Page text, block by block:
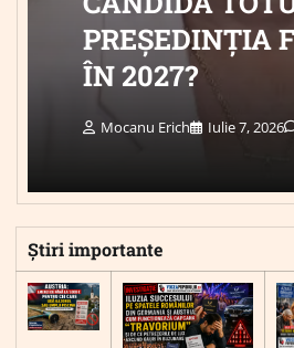
PREȘEDINȚIA
ÎN 2027?
Mocanu Erich Iulie 7, 2026
Știri importante